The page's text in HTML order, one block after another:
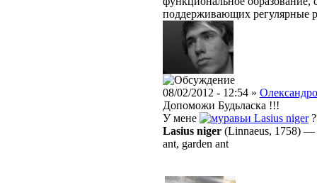
поддерживающих регулярные
08/02/2012 - 12:54 »
Допоможи Будьласка !!!
У мене
Lasius niger
Lasius niger (Linnaeus, 1758) —
ant, garden ant